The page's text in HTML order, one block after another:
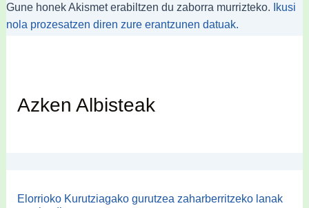
Gune honek Akismet erabiltzen du zaborra murrizteko.
Ikusi
nola prozesatzen diren zure erantzunen datuak.
Azken Albisteak
Elorrioko Kurutziagako gurutzea zaharberritzeko lanak